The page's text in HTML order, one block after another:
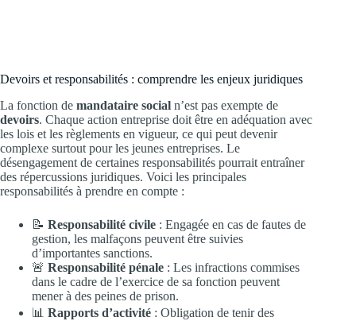
Devoirs et responsabilités : comprendre les enjeux juridiques
La fonction de mandataire social n’est pas exempte de
devoirs. Chaque action entreprise doit être en adéquation avec
les lois et les règlements en vigueur, ce qui peut devenir
complexe surtout pour les jeunes entreprises. Le
désengagement de certaines responsabilités pourrait entraîner
des répercussions juridiques. Voici les principales
responsabilités à prendre en compte :
📝 Responsabilité civile : Engagée en cas de fautes de
gestion, les malfaçons peuvent être suivies
d’importantes sanctions.
🚨 Responsabilité pénale : Les infractions commises
dans le cadre de l’exercice de sa fonction peuvent
mener à des peines de prison.
📊 Rapports d’activité : Obligation de tenir des